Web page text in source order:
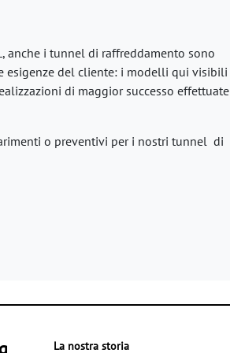
anche i tunnel di raffreddamento sono
esigenze del cliente: i modelli qui visibili
di maggior successo effettuate
o preventivi per i nostri tunnel di
La nostra storia